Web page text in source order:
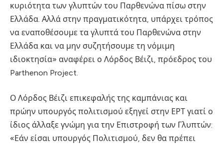
κυριότητα των γλυπτών του Παρθενώνα πίσω στην
Ελλάδα. Αλλά στην πραγματικότητα, υπάρχει τρόπος
να εναποθέσουμε τα γλυπτά του Παρθενώνα στην
Ελλάδα και να μην συζητήσουμε τη νόμιμη
ιδιοκτησία» αναφέρει ο Λόρδος Βέιζι, πρόεδρος του
Parthenon Project.
Ο Λόρδος Βέιζι επικεφαλής της καμπάνιας και
πρώην υπουργός πολιτισμού εξηγεί στην ΕΡΤ γιατί ο
ίδιος άλλαξε γνώμη για την Επιστροφή των Γλυπτών:
«Εάν είσαι υπουργός Πολιτισμού, δεν θα πρέπει